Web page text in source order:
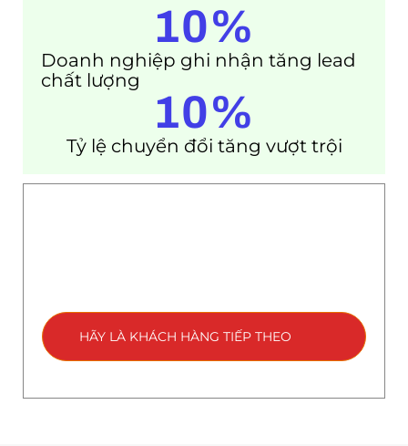
Doanh nghiệp ghi nhận tăng lead
chất lượng
10%
Tỷ lệ chuyển đổi tăng vượt trội
10%
HÃY LÀ KHÁCH HÀNG TIẾP THEO